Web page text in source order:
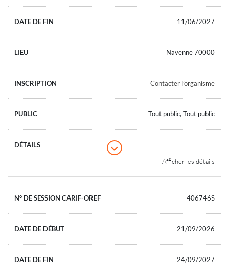
11/06/2027
Navenne 70000
Contacter l’organisme
Tout public, Tout public
Afficher les détails
406746S
21/09/2026
24/09/2027